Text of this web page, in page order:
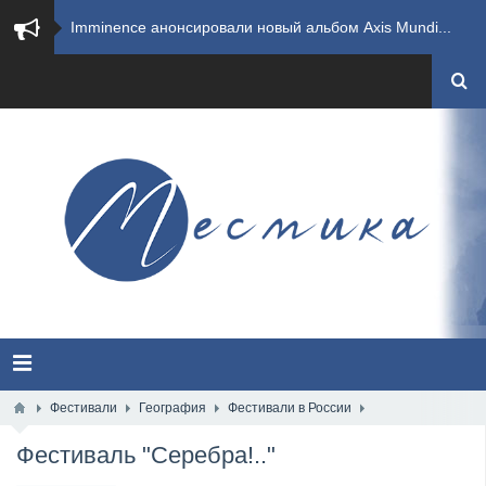
​Imminence анонсировали новый альбом Axis Mundi...
​Summer Breeze Open Air 2026 полностью переходи...
​Wacken Open Air 2026: открыт новый портал Cash...
XANDRIA представили новый сингл под названием «...
Wacken Open Air 2026 объявили последние одиннад...
Фестивали География Фестивали в России
Фестиваль "Серебра!.."